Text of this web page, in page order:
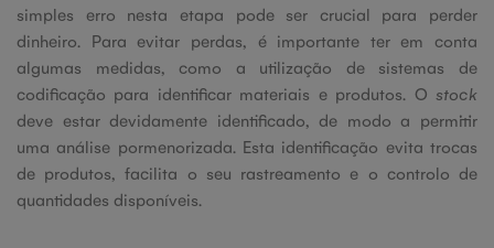
simples erro nesta etapa pode ser crucial para perder
dinheiro. Para evitar perdas, é importante ter em conta
algumas medidas, como a utilização de sistemas de
codificação para identificar materiais e produtos. O stock
deve estar devidamente identificado, de modo a permitir
uma análise pormenorizada. Esta identificação evita trocas
de produtos, facilita o seu rastreamento e o controlo de
quantidades disponíveis.